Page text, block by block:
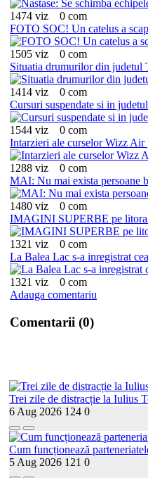
1474 viz
0 com
FOTO SOC! Un catelus a
1505 viz
0 com
Situatia drumurilor din judetul
1414 viz
0 com
Cursuri suspendate si in
1544 viz
0 com
Intarzieri ale curselor Wizz
1288 viz
0 com
MAI: Nu mai exista persoane
1480 viz
0 com
IMAGINI SUPERBE pe
1321 viz
0 com
La Balea Lac s-a inregistrat
1321 viz
0 com
Adauga comentariu
Comentarii (0)
Trei zile de distracție la Iulius
6 Aug 2026 124 0
Cum funcționează
5 Aug 2026 121 0